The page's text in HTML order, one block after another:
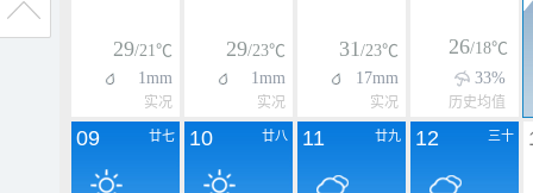
29/21℃
1mm
实况
29/23℃
1mm
实况
31/23℃
17mm
实况
26/18℃
33%
历史均值
廿七
09 廿八
10 廿九
11 三十
12